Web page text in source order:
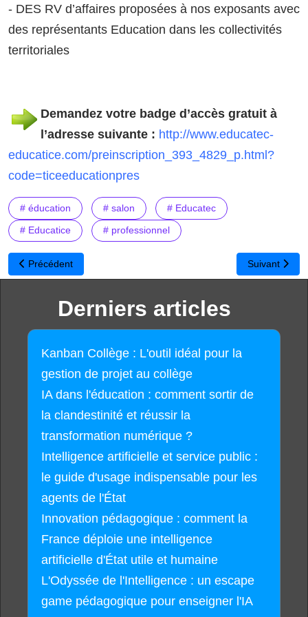
- DES RV d’affaires proposées à nos exposants avec
des représentants Education dans les collectivités
territoriales
Demandez votre badge d’accès gratuit à
l’adresse suivante : http://www.educatec-
educatice.com/preinscription_393_4829_p.html?
code=ticeeducationpres
# éducation # salon # Educatec
# Educatice # professionnel
Article précédent : Rentrée scolaire 2017 : Légère hausse du coût
Précédent Article
Suivant
Derniers articles
Kanban Collège : L'outil idéal pour la
gestion de projet au collège
IA dans l'éducation : comment sortir de
la clandestinité et réussir la
transformation numérique ?
Intelligence artificielle et service public :
le guide d'usage indispensable pour les
agents de l'État
Innovation pédagogique : comment la
France déploie une intelligence
artificielle d'État utile et humaine
L'Odyssée de l'Intelligence : un escape
game pédagogique pour enseigner l'IA